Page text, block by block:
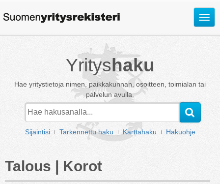
Avaa
Yrityshaku
Hae yritystietoja nimen, paikkakunnan, osoitteen, toimialan tai
palvelun avulla.
Sijaintisi Tarkennettu haku Karttahaku Hakuohje
Talous | Korot